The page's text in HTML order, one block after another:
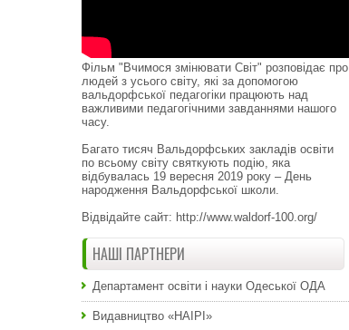
Фільм "Вчимося змінювати Світ" розповідає про
людей з усього світу, які за допомогою
вальдорфської педагогіки працюють над
важливими педагогічними завданнями нашого
часу.
Багато тисяч Вальдорфських закладів освіти
по всьому світу святкують подію, яка
відбувалась 19 вересня 2019 року – День
народження Вальдорфської школи.
Відвідайте сайт: http://www.waldorf-100.org/
НАШІ ПАРТНЕРИ
Департамент освіти і науки Одеської ОДА
Видавництво «НАІРІ»